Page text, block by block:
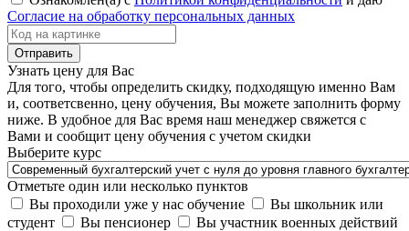
Согласие на обработку персональных данных
Узнать цену для Вас
Для того, чтобы определить скидку, подходящую именно Вам
и, соответсвенно, цену обучения, Вы можете заполнить форму
ниже. В удобное для Вас время наш менеджер свяжется с
Вами и сообщит цену обучения с учетом скидки
Выберите курс
Отметьте один или несколько пунктов
Вы проходили уже у нас обучение
Вы школьник или
студент
Вы пенсионер
Вы участник военных действий